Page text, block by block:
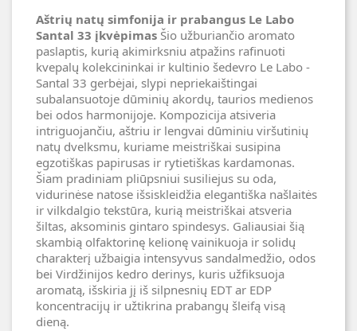
Aštrių natų simfonija ir prabangus Le Labo
Santal 33 įkvėpimas Šio užburiančio aromato
paslaptis, kurią akimirksniu atpažins rafinuoti
kvepalų kolekcininkai ir kultinio šedevro Le Labo -
Santal 33 gerbėjai, slypi nepriekaištingai
subalansuotoje dūminių akordų, taurios medienos
bei odos harmonijoje. Kompozicija atsiveria
intriguojančiu, aštriu ir lengvai dūminiu viršutinių
natų dvelksmu, kuriame meistriškai susipina
egzotiškas papirusas ir rytietiškas kardamonas.
Šiam pradiniam pliūpsniui susiliejus su oda,
vidurinėse natose išsiskleidžia elegantiška našlaitės
ir vilkdalgio tekstūra, kurią meistriškai atsveria
šiltas, aksominis gintaro spindesys. Galiausiai šią
skambią olfaktorinę kelionę vainikuoja ir solidų
charakterį užbaigia intensyvus sandalmedžio, odos
bei Virdžinijos kedro derinys, kuris užfiksuoja
aromatą, išskiria jį iš silpnesnių EDT ar EDP
koncentracijų ir užtikrina prabangų šleifą visą
dieną.